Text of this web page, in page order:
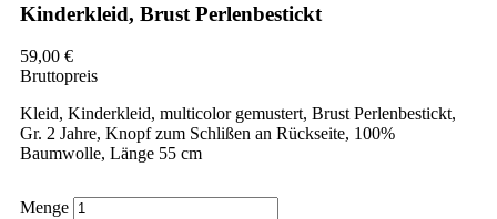
Kinderkleid, Brust Perlenbestickt
59,00 €
Bruttopreis
Kleid, Kinderkleid, multicolor gemustert, Brust Perlenbestickt,
Gr. 2 Jahre, Knopf zum Schlißen an Rückseite, 100%
Baumwolle, Länge 55 cm
Menge